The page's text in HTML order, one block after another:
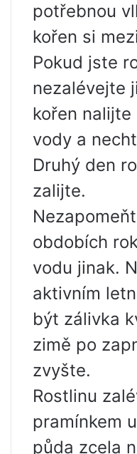
potřebnou
kořen si
Pokud jste
nezalévejte
kořen
vody a
Druhý den
zalijte.
obdobích
vodu jinak.
aktivním
být zálivka
zimě po
zvyšte.
Rostlinu
pramínkem
půda zcela